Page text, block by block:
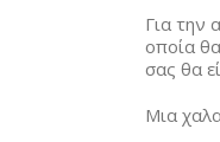
Για την
οποία
σας θα
Μια